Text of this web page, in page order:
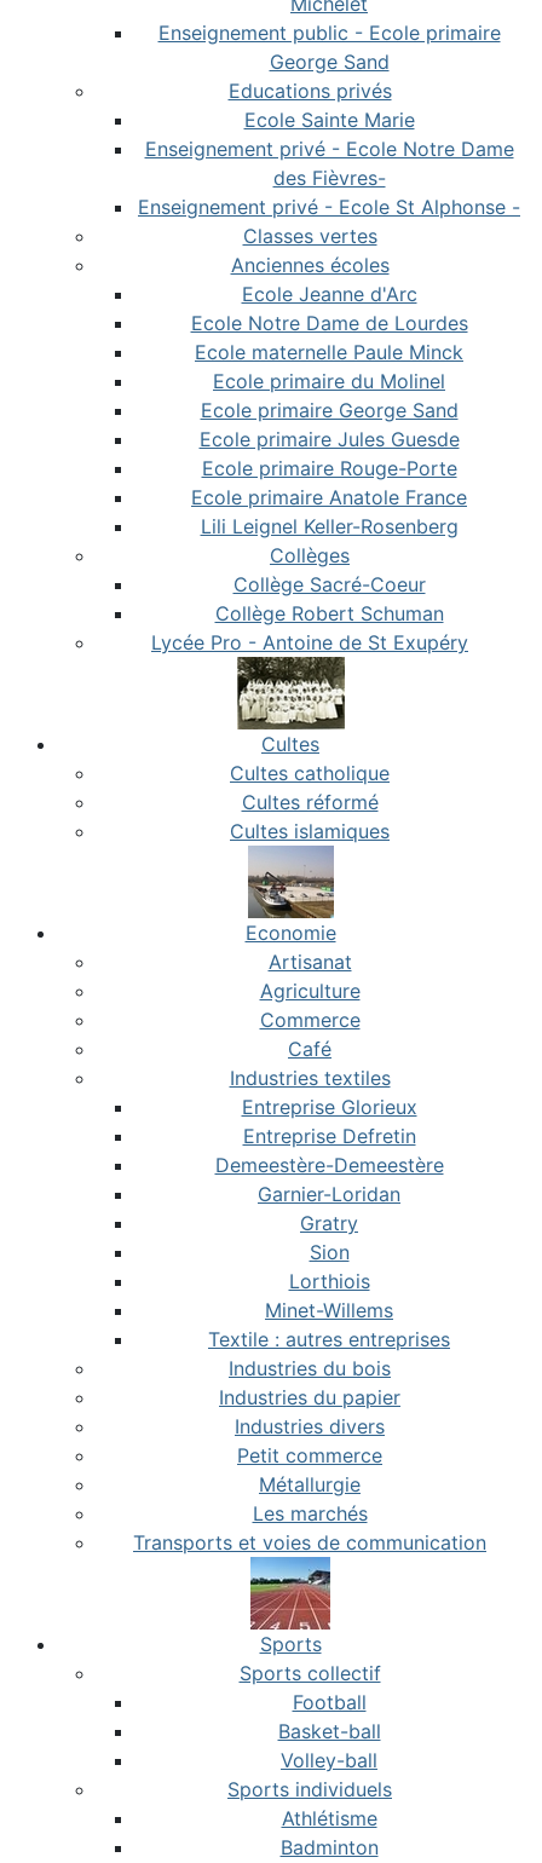
Enseignement public - Ecole primaire
George Sand
Educations privés
Ecole Sainte Marie
Enseignement privé - Ecole Notre Dame
des Fièvres-
Enseignement privé - Ecole St Alphonse -
Classes vertes
Anciennes écoles
Ecole Jeanne d'Arc
Ecole Notre Dame de Lourdes
Ecole maternelle Paule Minck
Ecole primaire du Molinel
Ecole primaire George Sand
Ecole primaire Jules Guesde
Ecole primaire Rouge-Porte
Ecole primaire Anatole France
Lili Leignel Keller-Rosenberg
Collèges
Collège Sacré-Coeur
Collège Robert Schuman
Lycée Pro - Antoine de St Exupéry
Cultes
Cultes catholique
Cultes réformé
Cultes islamiques
Economie
Artisanat
Agriculture
Commerce
Café
Industries textiles
Entreprise Glorieux
Entreprise Defretin
Demeestère-Demeestère
Garnier-Loridan
Gratry
Sion
Lorthiois
Minet-Willems
Textile : autres entreprises
Industries du bois
Industries du papier
Industries divers
Petit commerce
Métallurgie
Les marchés
Transports et voies de communication
Sports
Sports collectif
Football
Basket-ball
Volley-ball
Sports individuels
Athlétisme
Badminton